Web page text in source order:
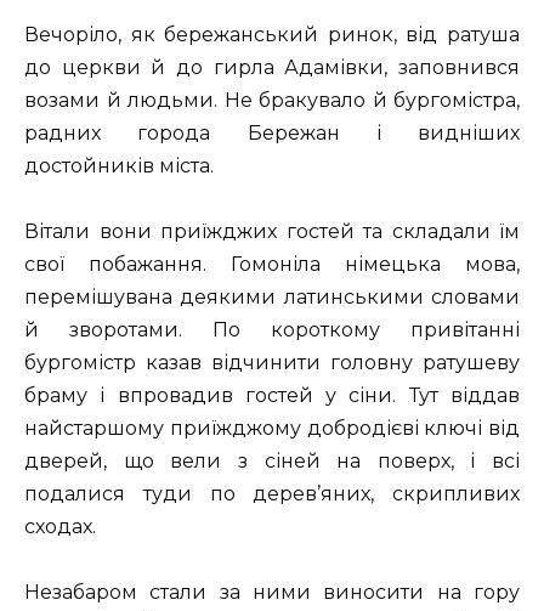
Вечоріло, як бережанський ринок, від ратуша
до церкви й до гирла Адамівки, заповнився
возами й людьми. Не бракувало й бургомістра,
радних города Бережан і видніших
достойників міста.
Вітали вони приїжджих гостей та складали їм
свої побажання. Гомоніла німецька мова,
перемішувана деякими латинськими словами
й зворотами. По короткому привітанні
бургомістр казав відчинити головну ратушеву
браму і впровадив гостей у сіни. Тут віддав
найстаршому приїжджому добродієві ключі від
дверей, що вели з сіней на поверх, і всі
подалися туди по дерев’яних, скрипливих
сходах.
Незабаром стали за ними виносити на гору